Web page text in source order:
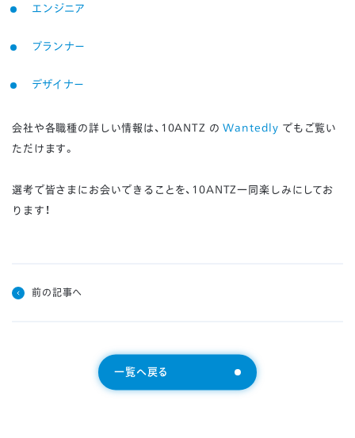
エンジニア
プランナー
デザイナー
会社や各職種の詳しい情報は、10ANTZ のWantedly でもご覧い
ただけます。
選考で皆さまにお会いできることを、10ANTZ一同楽しみにしてお
ります！
前の記事へ
一覧へ戻る